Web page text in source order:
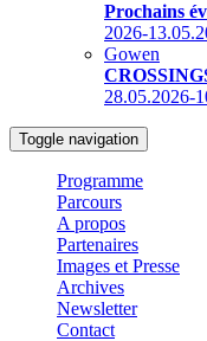
Prochains
2026-
Gowen
28.05.2026-
Toggle navigation
Programme
Parcours
A propos
Partenaires
Images et Presse
Archives
Newsletter
Contact